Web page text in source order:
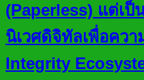
(Paperless) แต่เป็
นิเวศดิจิทัลเพื่อคว
Integrity